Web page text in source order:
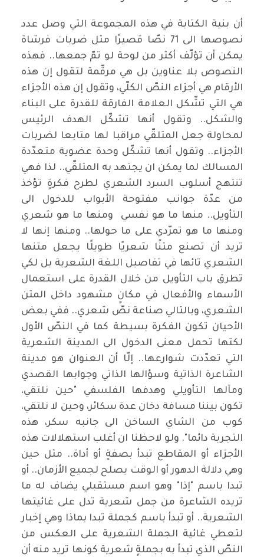
أن بنية الكتابة في هذه المجموعة التي وصل عدد
نصوصها الى 71 نصّا قصيرًا مثل ضربات فرشاة
يمكن أن تؤلّف أكثر من لوحة لو تمّ جمعها.. فهذه
النصوص بلا عناوين بل هي مرقّمة لتقول إن هذه
الأرقام هي أجزاء النصّ الكلّي، وتقول إن هذه الأجزاء
هي التي تشّكل العلامة الفارقة للقدرة على البناء
والشكل.. وتقول أنها تشكّل الهدف الرئيس
لمحاولة جعل المتلقّي مراقبا لها متابعا لضربات
الأجزاء.. وتقول أنها تشكّل وحدة عضوية متعدّدة
المسالك لما يمكن ان يجتهد به المتلقّي.. لذا فهي
تنتهج أسلوب السرد الشعري لطرح فكرةٍ تؤخذ
من عدّة جوانب مفتوحة الأبواب للدخول الى
التأويل.. منها ما هو نفسي ومنها ما هو شعري
ومنها ما هو تمرّدي على ما حولها.. ومنها إنها لا
تريد أن تصنع متنًا شعريًا طويلًا يجعل متنها
الشعري تائها في تفاصيل اللغة الشعرية بل لكي
تطرق باب التأويل من خلال القدرة على استعمال
الأسماء والأفعال في مكانٍ مشهود داخل المتن
الشعري، وبالتالي صناعة نصّ شعري.. ففي بعض
الأحيان تكون الفكرة بسيطة كما في النصّ الأول
لكتها تحمل معنى الدخول الى المدينة الشعرية
التي تعدّدت شوارعها.. إلّا أن العنوان هو مدينة
الشاعرة الذاتية وسؤالها الذاتي وجوابها القصدي
ومآلها التأويلي وهدفها الفلسفي "حين نلتقي،
تكون بيننا مسافة دخان عدة سكائر، وحين لا نلتقي،
كوب من الشاي الساخن الى جانبه سكر، هذه
التجربة دائما". ولو لاحظنا ان أغلب استهلالات هذه
الأجزاء أو المقاطع تبدأ بصفةٍ أو أداة.. مثل حين
وهي دلالة الدهور أو الوقت يصلح لجميع الأزمان.. أو
تبدا باسم "إذا" وهو اسم مستقبلي يضاف له ما
تريده الشاعرة من جمل شعرية تدل على غائيتها
الشعرية.. أو تبدأ باسم كجملة تبدا بماذا وهي إخبار
لتعطي غائية الجملة الشعرية على العكس من
النصّ الذي تبدأ به بجملةٍ شعرية كونها تريد منه أن